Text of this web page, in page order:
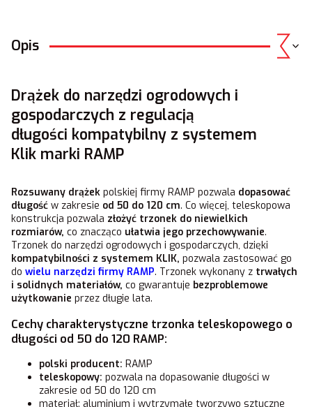
Opis
Drążek do narzędzi ogrodowych i
gospodarczych z regulacją
długości kompatybilny z systemem
Klik marki RAMP
Rozsuwany drążek polskiej firmy RAMP pozwala dopasować
długość w zakresie od 50 do 120 cm. Co więcej, teleskopowa
konstrukcja pozwala złożyć trzonek do niewielkich
rozmiarów, co znacząco ułatwia jego przechowywanie.
Trzonek do narzędzi ogrodowych i gospodarczych, dzięki
kompatybilności z systemem KLIK, pozwala zastosować go
do wielu narzędzi firmy RAMP. Trzonek wykonany z trwałych
i solidnych materiałów, co gwarantuje bezproblemowe
użytkowanie przez długie lata.
Cechy charakterystyczne trzonka teleskopowego o
długości od 50 do 120 RAMP:
polski producent: RAMP
teleskopowy: pozwala na dopasowanie długości w
zakresie od 50 do 120 cm
materiał: aluminium i wytrzymałe tworzywo sztuczne